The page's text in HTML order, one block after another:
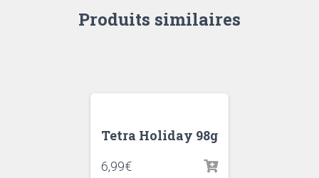
Produits similaires
Tetra Holiday 98g
6,99€